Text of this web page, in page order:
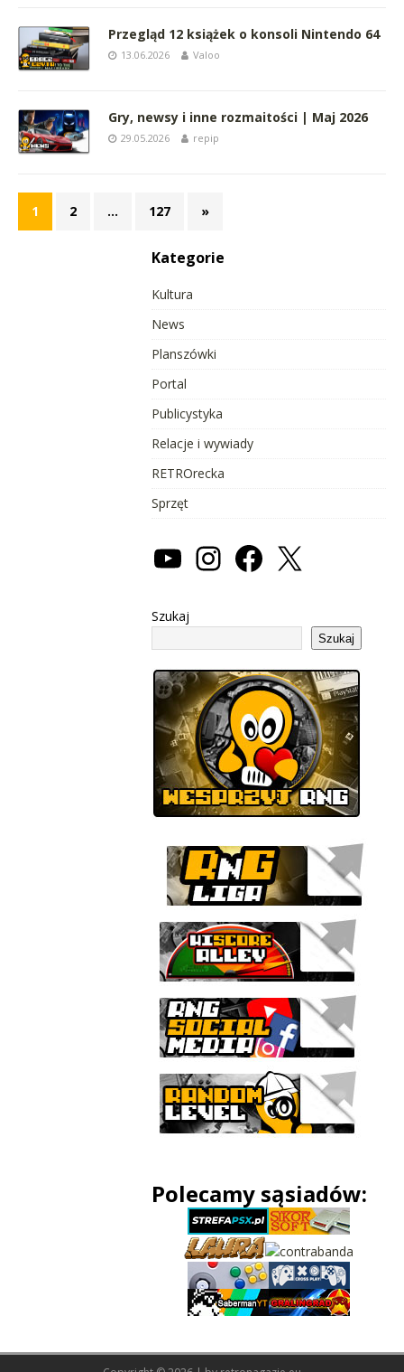
Przegląd 12 książek o konsoli Nintendo 64
13.06.2026 Valoo
Gry, newsy i inne rozmaitości | Maj 2026
29.05.2026 repip
1 2 … 127 »
Kategorie
Kultura
News
Planszówki
Portal
Publicystyka
Relacje i wywiady
RETROrecka
Sprzęt
Szukaj
Szukaj
Polecamy sąsiadów: